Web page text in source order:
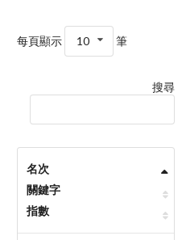
每頁顯示 10 筆
搜尋
名次
關鍵字
指數